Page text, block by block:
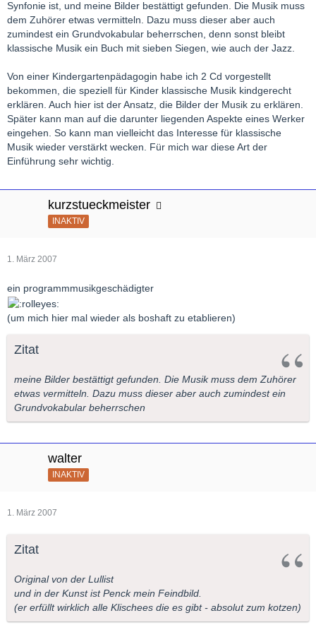
Synfonie ist, und meine Bilder bestättigt gefunden. Die Musik muss
dem Zuhörer etwas vermitteln. Dazu muss dieser aber auch
zumindest ein Grundvokabular beherrschen, denn sonst bleibt
klassische Musik ein Buch mit sieben Siegen, wie auch der Jazz.
Von einer Kindergartenpädagogin habe ich 2 Cd vorgestellt
bekommen, die speziell für Kinder klassische Musik kindgerecht
erklären. Auch hier ist der Ansatz, die Bilder der Musik zu erklären.
Später kann man auf die darunter liegenden Aspekte eines Werker
eingehen. So kann man vielleicht das Interesse für klassische
Musik wieder verstärkt wecken. Für mich war diese Art der
Einführung sehr wichtig.
kurzstueckmeister
INAKTIV
1. März 2007
ein programmmusikgeschädigter
(um mich hier mal wieder als boshaft zu etablieren)
Zitat
meine Bilder bestättigt gefunden. Die Musik muss dem Zuhörer
etwas vermitteln. Dazu muss dieser aber auch zumindest ein
Grundvokabular beherrschen
walter
INAKTIV
1. März 2007
Zitat
Original von der Lullist
und in der Kunst ist Penck mein Feindbild.
(er erfüllt wirklich alle Klischees die es gibt - absolut zum kotzen)